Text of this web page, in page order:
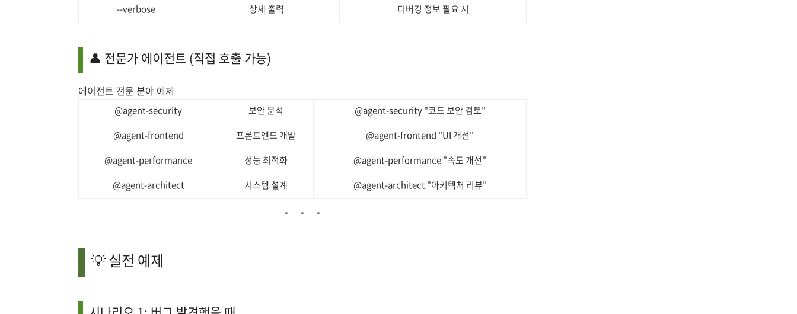
--verbose
상세 출력 디버깅 정보 필요 시
👤 전문가 에이전트 (직접 호출 가능)
에이전트 전문 분야 예제
@agent-security 보안 분석
@agent-security "코드 보안 검토"
@agent-frontend
프론트엔드 개발
@agent-frontend "UI 개선"
@agent-performance
성능 최적화
@agent-performance "속도 개선"
@agent-architect
시스템 설계 @agent-architect "아키텍처 리뷰"
💡 실전 예제